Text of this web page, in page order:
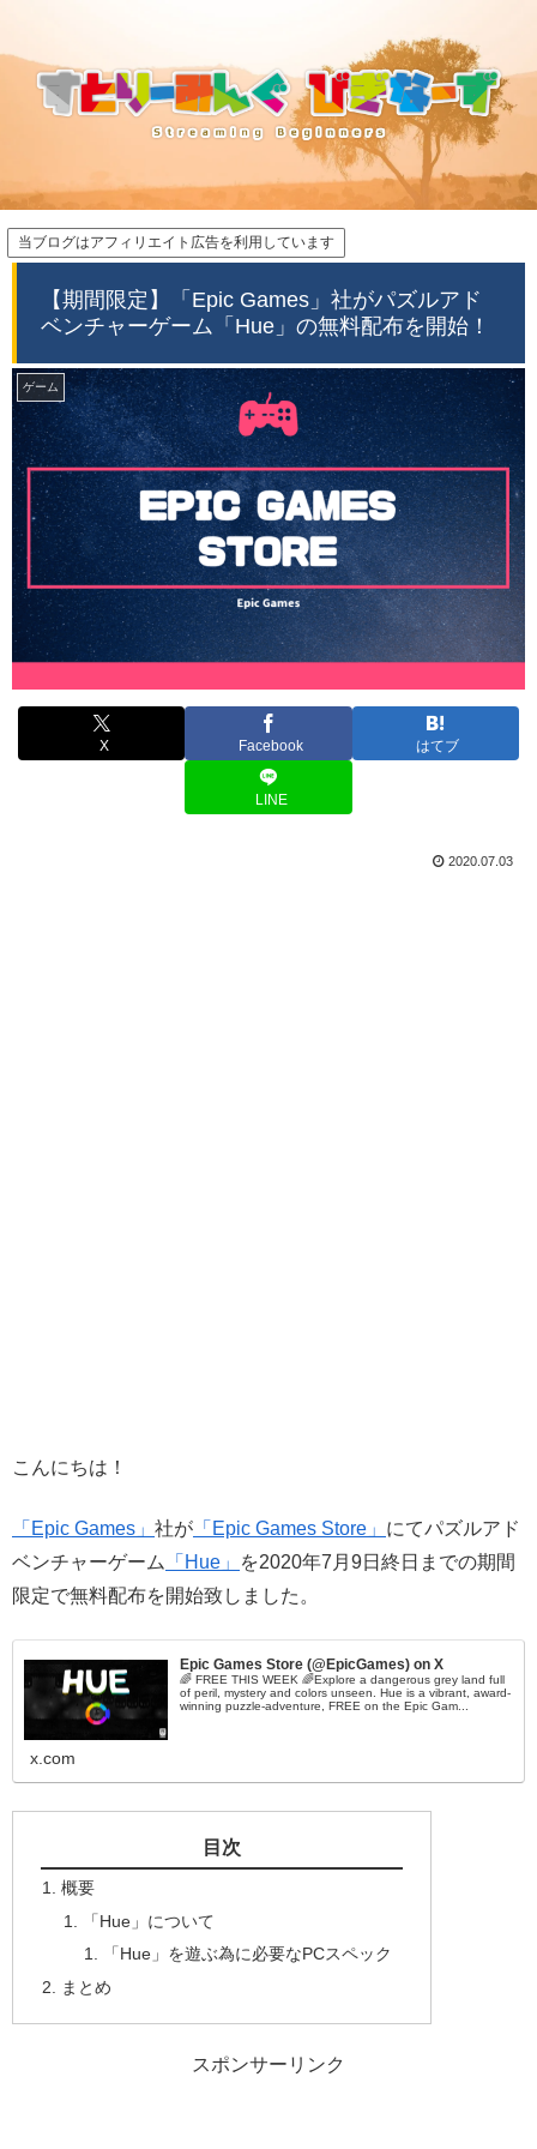
当ブログはアフィリエイト広告を利用しています
【期間限定】「Epic Games」社がパズルアド
ベンチャーゲーム「Hue」の無料配布を開始！
ゲーム
X Facebook はてブ
LINE
2020.07.03
こんにちは！
「Epic Games」 社が 「Epic Games Store」 にてパズルアド
ベンチャーゲーム
「Hue」
を2020年7月9日終日までの期間
限定で無料配布を開始致しました。
Epic Games Store (@EpicGames) on X
🌈 FREE THIS WEEK 🌈Explore a dangerous grey land full
of peril, mystery and colors unseen. Hue is a vibrant, award-
winning puzzle-adventure, FREE on the Epic Gam...
x.com
目次
概要
「Hue」について
「Hue」を遊ぶ為に必要なPCスペック
まとめ
スポンサーリンク